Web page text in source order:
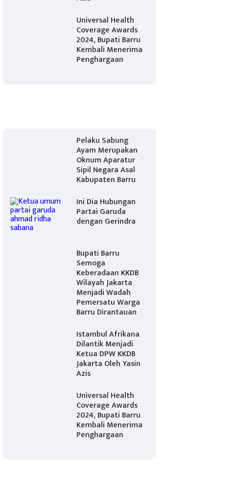
Universal Health
Coverage Awards
2024, Bupati Barru
Kembali Menerima
Penghargaan
Pelaku Sabung
Ayam Merupakan
Oknum Aparatur
Sipil Negara Asal
Kabupaten Barru
Ini Dia Hubungan
Partai Garuda
dengan Gerindra
Bupati Barru
Semoga
Keberadaan KKDB
Wilayah Jakarta
Menjadi Wadah
Pemersatu Warga
Barru Dirantauan
Istambul Afrikana
Dilantik Menjadi
Ketua DPW KKDB
Jakarta Oleh Yasin
Azis
Universal Health
Coverage Awards
2024, Bupati Barru
Kembali Menerima
Penghargaan